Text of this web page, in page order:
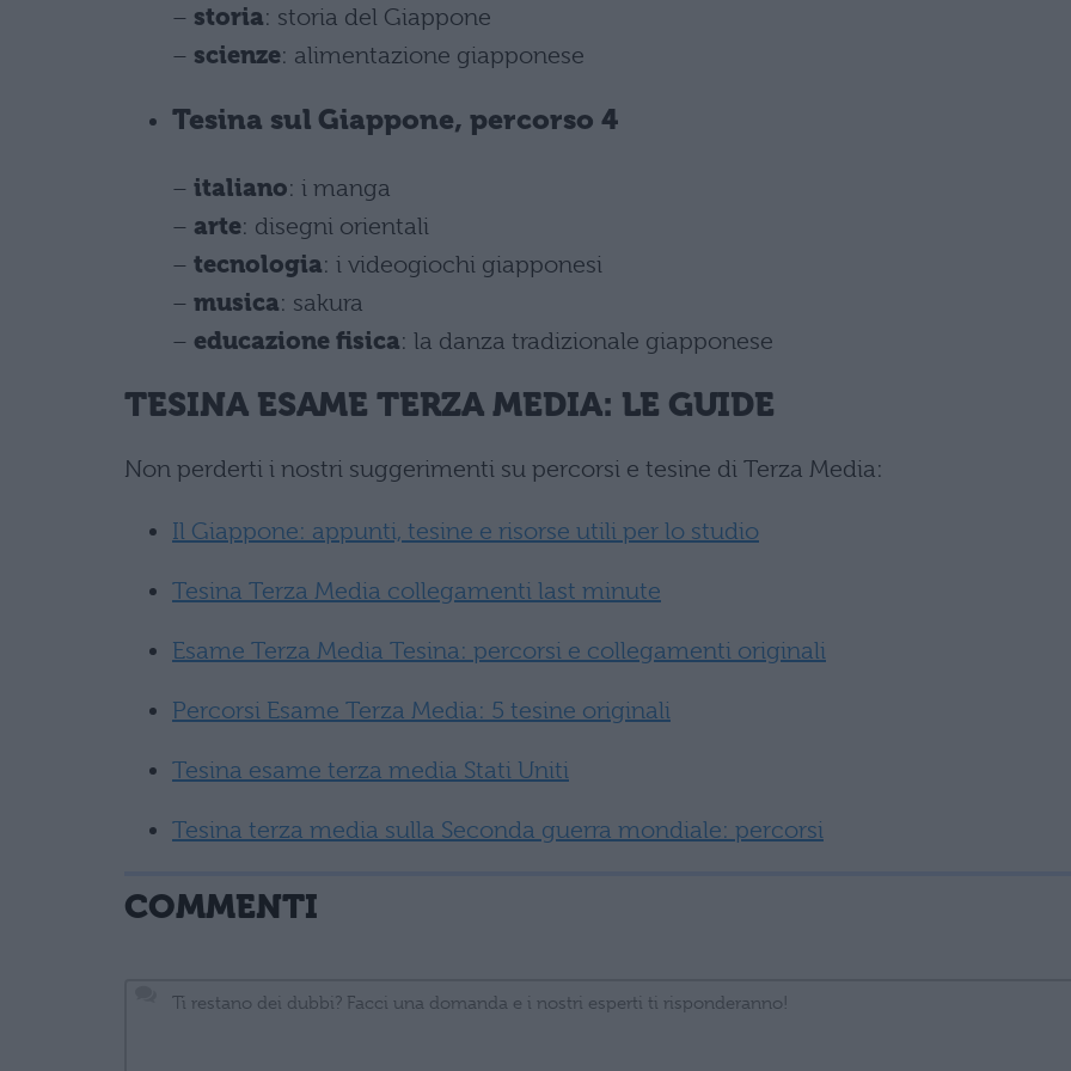
– storia: storia del Giappone
– scienze: alimentazione giapponese
Tesina sul Giappone, percorso 4
– italiano: i manga
– arte: disegni orientali
– tecnologia: i videogiochi giapponesi
– musica: sakura
– educazione fisica: la danza tradizionale giapponese
TESINA ESAME TERZA MEDIA: LE GUIDE
Non perderti i nostri suggerimenti su percorsi e tesine di Terza Media:
Il Giappone: appunti, tesine e risorse utili per lo studio
Tesina Terza Media collegamenti last minute
Esame Terza Media Tesina: percorsi e collegamenti originali
Percorsi Esame Terza Media: 5 tesine originali
Tesina esame terza media Stati Uniti
Tesina terza media sulla Seconda guerra mondiale: percorsi
COMMENTI